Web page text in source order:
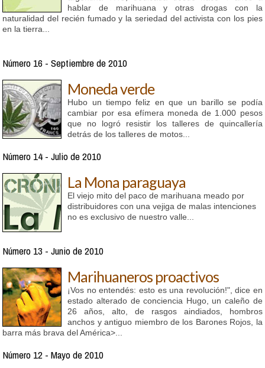
hablar de marihuana y otras drogas con la
naturalidad del recién fumado y la seriedad del activista con los pies
en la tierra...
Número 16 - Septiembre de 2010
Moneda verde
Hubo un tiempo feliz en que un barillo se podía
cambiar por esa efímera moneda de 1.000 pesos
que no logró resistir los talleres de quincallería
detrás de los talleres de motos...
Número 14 - Julio de 2010
La Mona paraguaya
El viejo mito del paco de marihuana meado por
distribuidores con una vejiga de malas intenciones
no es exclusivo de nuestro valle...
Número 13 - Junio de 2010
Marihuaneros proactivos
¡Vos no entendés: esto es una revolución!", dice en
estado alterado de conciencia Hugo, un caleño de
26 años, alto, de rasgos aindiados, hombros
anchos y antiguo miembro de los Barones Rojos, la
barra más brava del América>...
Número 12 - Mayo de 2010